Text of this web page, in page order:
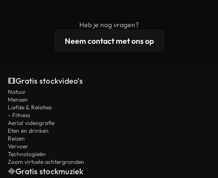
licentiebescherming omvat.
Heb je nog vragen?
Neem contact met ons op
Gratis stockvideo’s
Natuur
Mensen
Liefde & Relaties
- Fitness
Aerial videografie
Eten en drinken
Reizen
Vervoer
Technologieën
Zoom virtuele achtergronden
Gratis stockmuziek